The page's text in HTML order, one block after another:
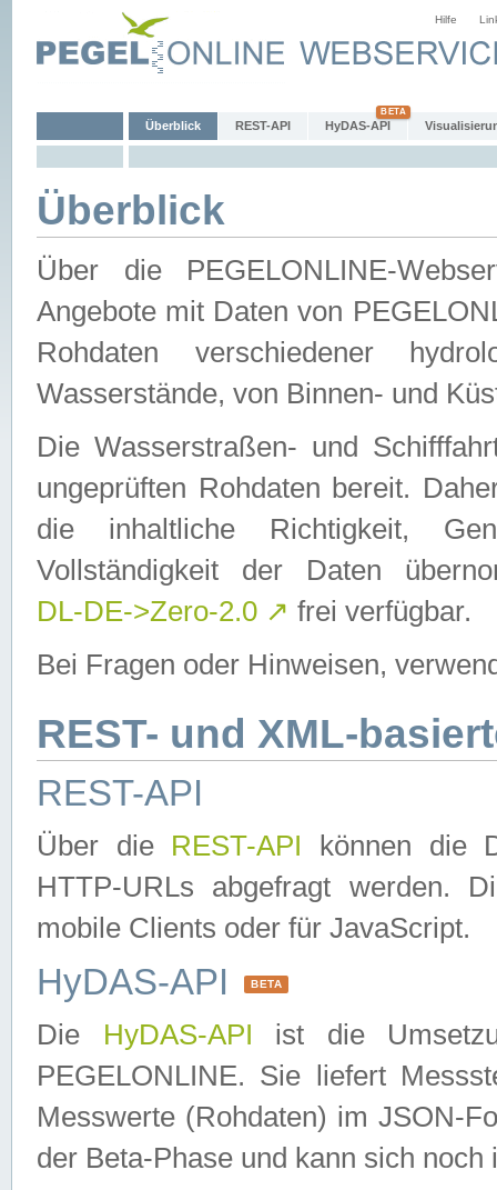
Hilfe
Überblick REST-API HyDAS-API
Überblick
Über die PEGELONLINE-
Angebote mit Daten von
Rohdaten verschiedener
Wasserstände, von Binnen- und
Die Wasserstraßen- und
ungeprüften Rohdaten bereit.
die inhaltliche Richtigkeit,
Vollständigkeit der Daten
DL-DE->Zero-2.0 ↗ frei verfügbar.
Bei Fragen oder Hinweisen,
REST- und XML-
REST-API
Über die REST-API können die
HTTP-URLs abgefragt werden.
mobile Clients oder für JavaScript.
HyDAS-API BETA
Die HyDAS-API ist die
PEGELONLINE. Sie liefert
Messwerte (Rohdaten) im JSON-
der Beta-Phase und kann sich noch